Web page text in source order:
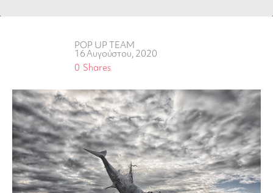
POP UP TEAM
16 Αυγούστου, 2020
Shares
0